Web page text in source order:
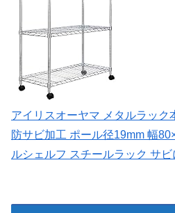
アイリスオーヤマ メタルラック
防サビ加工 ポール径19mm 幅
ルシェルフ スチールラック サ